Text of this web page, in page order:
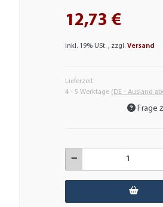
12,73 €
inkl. 19% USt. , zzgl.Versand
Lieferzeit:
4 - 5 Werktage (DE - Ausland
Frage